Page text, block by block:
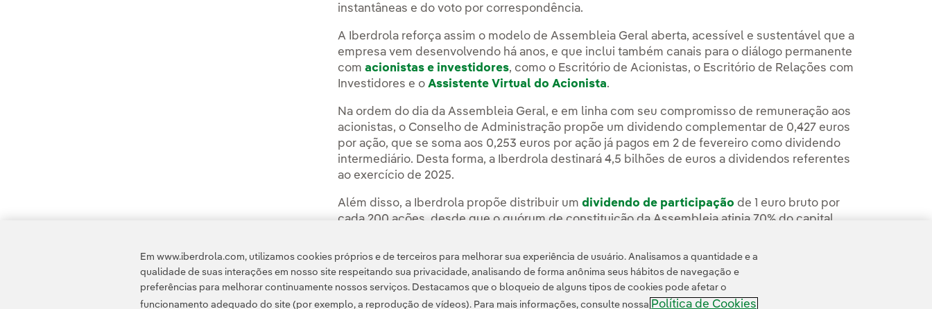
instantâneas e do voto por correspondência.
A Iberdrola reforça assim o modelo de Assembleia Geral aberta, acessível e sustentável que a
empresa vem desenvolvendo há anos, e que inclui também canais para o diálogo permanente
comacionistas e investidores, como o Escritório de Acionistas, o Escritório de Relações com
Investidores e oAssistente Virtual do Acionista.
Na ordem do dia da Assembleia Geral, e em linha com seu compromisso de remuneração aos
acionistas, o Conselho de Administração propõe um dividendo complementar de 0,427 euros
por ação, que se soma aos 0,253 euros por ação já pagos em 2 de fevereiro como dividendo
intermediário. Desta forma, a Iberdrola destinará 4,5 bilhões de euros a dividendos referentes
ao exercício de 2025.
Além disso, a Iberdrola propõe distribuir umdividendo de participação de 1 euro bruto por
cada 200 ações, desde que o quórum de constituição da Assembleia atinja 70% do capital
Em www.iberdrola.com, utilizamos cookies próprios e de terceiros para melhorar sua experiência de usuário. Analisamos a quantidade e a
qualidade de suas interações em nosso site respeitando sua privacidade, analisando de forma anônima seus hábitos de navegação e
preferências para melhorar continuamente nossos serviços. Destacamos que o bloqueio de alguns tipos de cookies pode afetar o
funcionamento adequado do site (por exemplo, a reprodução de vídeos). Para mais informações, consulte nossa Política de Cookies